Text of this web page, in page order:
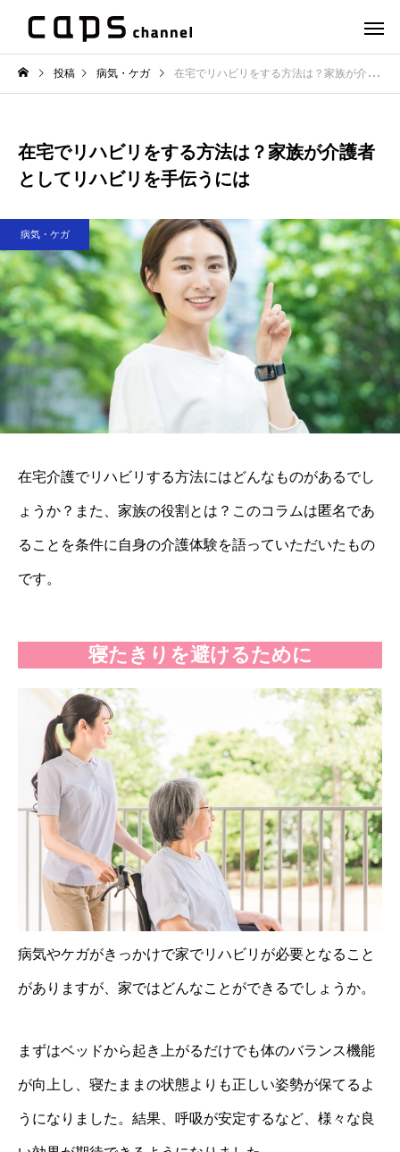
投稿 病気・ケガ 在宅でリハビリをする方法は？家族が介護者としてリハビリを手伝うには
在宅でリハビリをする方法は？家族が介護者
としてリハビリを手伝うには
病気・ケガ
在宅介護でリハビリする方法にはどんなものがあるでし
ょうか？また、家族の役割とは？このコラムは匿名であ
ることを条件に自身の介護体験を語っていただいたもの
です。
寝たきりを避けるために
病気やケガがきっかけで家でリハビリが必要となること
がありますが、家ではどんなことができるでしょうか。
まずはベッドから起き上がるだけでも体のバランス機能
が向上し、寝たままの状態よりも正しい姿勢が保てるよ
うになりました。結果、呼吸が安定するなど、様々な良